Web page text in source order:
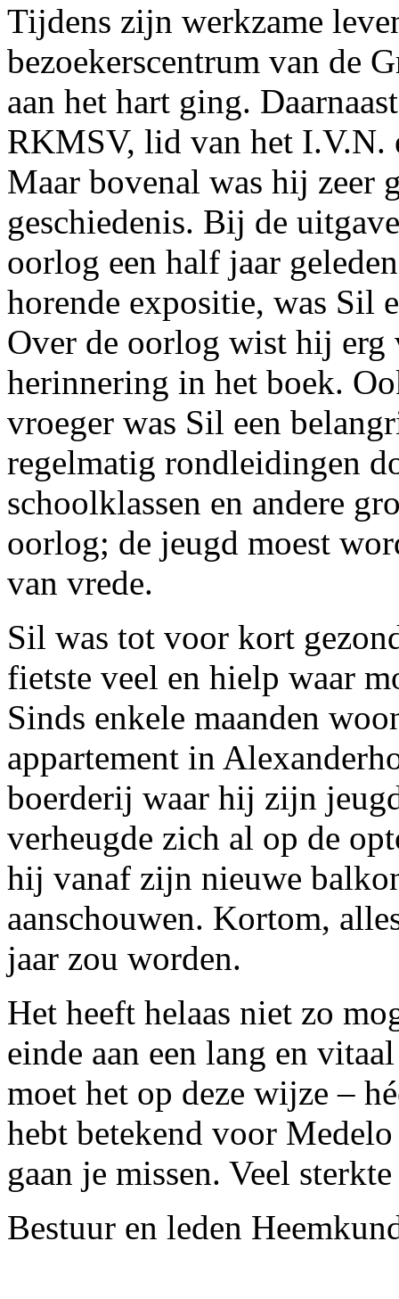
Tijdens zijn werkzame
bezoekerscentrum van de
aan het hart ging.
RKMSV, lid van het I.V.N.
Maar bovenal was hij zeer
geschiedenis. Bij de
oorlog een half jaar
horende expositie, was Sil
Over de oorlog wist hij erg
herinnering in het boek.
vroeger was Sil een
regelmatig rondleidingen
schoolklassen en andere
oorlog; de jeugd moest
van vrede.
Sil was tot voor kort
fietste veel en hielp waar
Sinds enkele maanden
appartement in
boerderij waar hij zijn
verheugde zich al op de
hij vanaf zijn nieuwe
aanschouwen. Kortom,
jaar zou worden.
Het heeft helaas niet zo
einde aan een lang en
moet het op deze wijze –
hebt betekend voor
gaan je missen. Veel
Bestuur en leden